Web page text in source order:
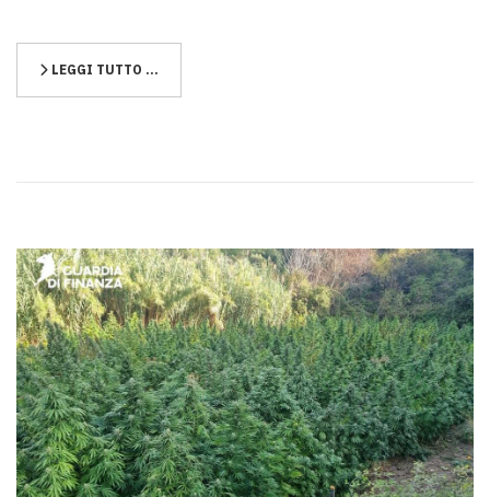
LEGGI TUTTO …